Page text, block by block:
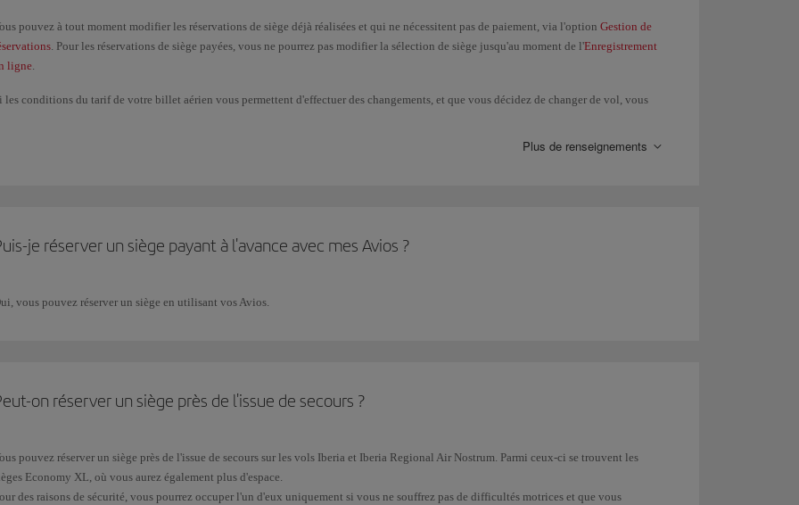
pouvez à tout moment modifier les réservations de siège déjà réalisées et qui ne nécessitent pas de paiement, via l'option Gestion de
. Pour les réservations de siège payées, vous ne pourrez pas modifier la sélection de siège jusqu'au moment de l'Enregistrement
ligne.
les conditions du tarif de votre billet aérien vous permettent d'effectuer des changements, et que vous décidez de changer de vol, vous
n'est pas disponible ou si vous changez pour un siège au prix inférieur, la somme supplémentaire payée ne sera pas remboursée. Si le prix
Plus de renseignements
je réserver un siège payant à l'avance avec mes Avios ?
vous pouvez réserver un siège en utilisant vos Avios.
on réserver un siège près de l'issue de secours ?
pouvez réserver un siège près de l'issue de secours sur les vols Iberia et Iberia Regional Air Nostrum. Parmi ceux-ci se trouvent les
Economy XL, où vous aurez également plus d'espace.
des raisons de sécurité, vous pourrez occuper l'un d'eux uniquement si vous ne souffrez pas de difficultés motrices et que vous